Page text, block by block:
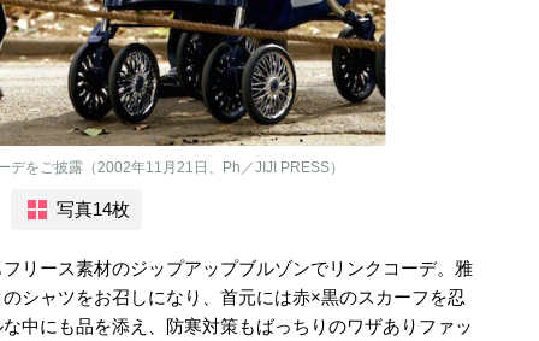
をご披露（2002年11月21日、Ph／JIJI PRESS）
写真14枚
リース素材のジップアップブルゾンでリンクコーデ。雅
シャツをお召しになり、首元には赤×黒のスカーフを忍
中にも品を添え、防寒対策もばっちりのワザありファッ